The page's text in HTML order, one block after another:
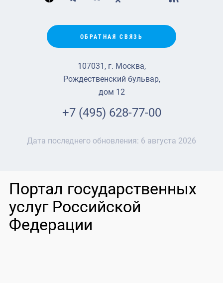
ОБРАТНАЯ СВЯЗЬ
107031, г. Москва,
Рождественский бульвар,
дом 12
+7 (495) 628-77-00
Дата последнего обновления: 6 августа 2026
Портал государственных
услуг Российской
Федерации